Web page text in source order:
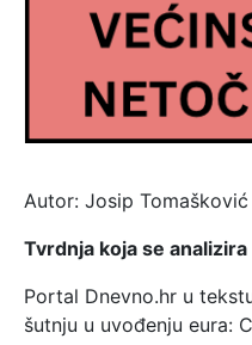
Autor: Josip Tomašković
Tvrdnja koja se analizira
Portal Dnevno.hr u
šutnju u uvođenju eura: